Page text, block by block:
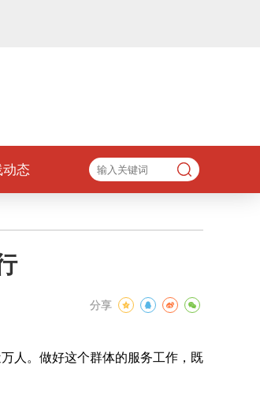
动态
分享
人。做好这个群体的服务工作，既